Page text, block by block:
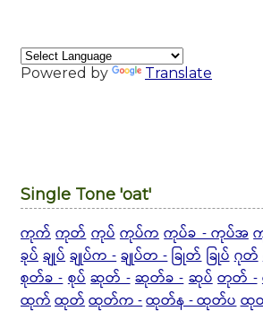
Powered by Translate
Single Tone 'oat'
ကုက် ကုတ် ကုပ် ကုပ်က ကုပ်ခ - ကုပ်အ
ခုပ် ချုပ် ချုပ်က - ချုပ်တ - ခြုတ် ခြုပ် ဂုတ်
စုတ်ခ - စုပ် ဆုတ် - ဆုတ်ခ - ဆုပ် တုတ် -
ထုက်ထုတ်ထုတ်က -ထုတ်န - ထုတ်ပထု